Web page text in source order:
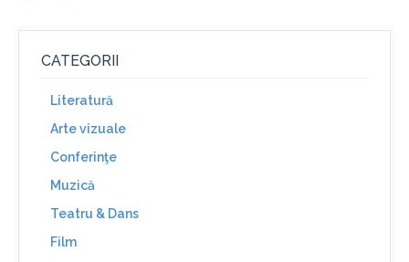
CATEGORII
Literatură
Arte vizuale
Conferinţe
Muzică
Teatru & Dans
Film